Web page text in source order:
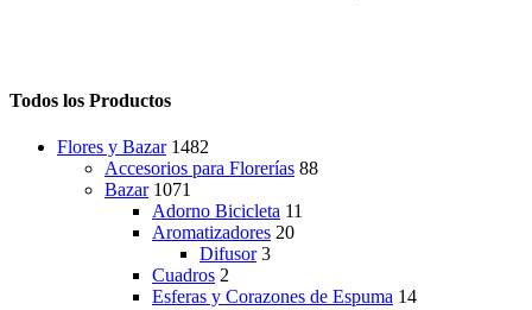
la
de
producto
Todos los Productos
Flores y Bazar 1482
Accesorios para Florerías 88
Bazar 1071
Adorno Bicicleta 11
Aromatizadores 20
Difusor 3
Cuadros 2
Esferas y Corazones de Espuma 14